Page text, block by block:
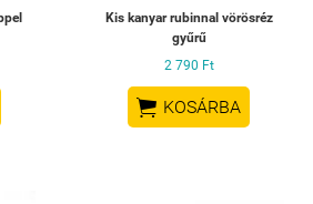
Kis kanyar rubinnal vörösréz
gyűrű
2 790 Ft
 KOSÁRBA